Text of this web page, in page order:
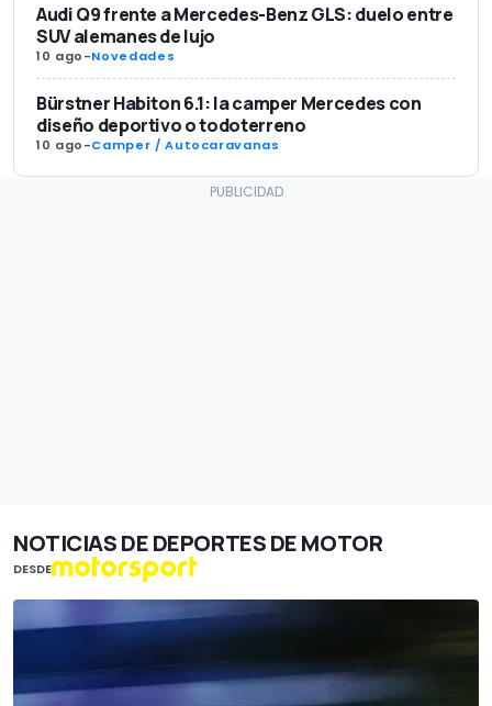
Audi Q9 frente a Mercedes-Benz GLS: duelo entre
SUV alemanes de lujo
10 ago-Novedades
Bürstner Habiton 6.1: la camper Mercedes con
diseño deportivo o todoterreno
10 ago-Camper / Autocaravanas
NOTICIAS DE DEPORTES DE MOTOR
DESDE